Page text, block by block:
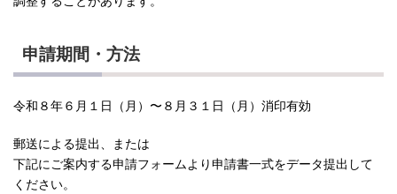
申請期間・方法
令和８年６月１日（月）〜８月３１日（月）消印有効
郵送による提出、または
下記にご案内する申請フォームより申請書一式をデータ提出して
ください。